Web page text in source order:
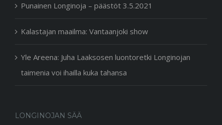
Punainen Longinoja – päästöt 3.5.2021
Kalastajan maailma: Vantaanjoki show
Yle Areena: Juha Laaksosen luontoretki Longinojan
taimenia voi ihailla kuka tahansa
LONGINOJAN SÄÄ